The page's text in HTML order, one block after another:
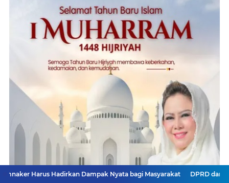
Hadirkan Dampak Nyata bagi Masyarakat DPRD dan Gubernur